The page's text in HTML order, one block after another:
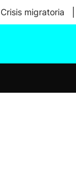
Crisis migratoria